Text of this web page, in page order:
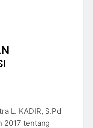
L. KADIR, S.Pd
2017 tentang